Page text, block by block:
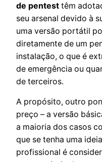
de pentest têm
seu arsenal devido à
uma versão portátil
diretamente de um
instalação, o que é
de emergência ou
de terceiros.
A propósito, outro
preço – a versão
a maioria dos casos
que se tenha uma
profissional é